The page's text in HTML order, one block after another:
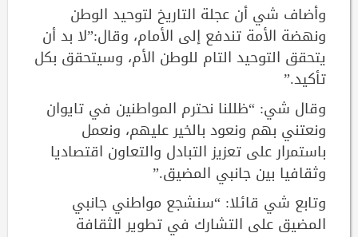
وأضاف شي أن عجلة التاريخ لتوحيد الوطن
ونهضة الأمة تندفع إلى الأمام، وقال:”لا بد أن
يتحقق التوحيد التام للوطن الأم، وسيتحقق بكل
تأكيد.”
وقال شي: “ظللنا نحترم المواطنين في تايوان
ونعتني بهم ونعود بالخير عليهم، ونعمل
باستمرار على تعزيز التبادل والتعاون اقتصاديا
وثقافيا بين جانبي المضيق.”
وتابع شي قائلا: “سنشجع مواطني جانبي
المضيق على التشارك في تطوير الثقافة